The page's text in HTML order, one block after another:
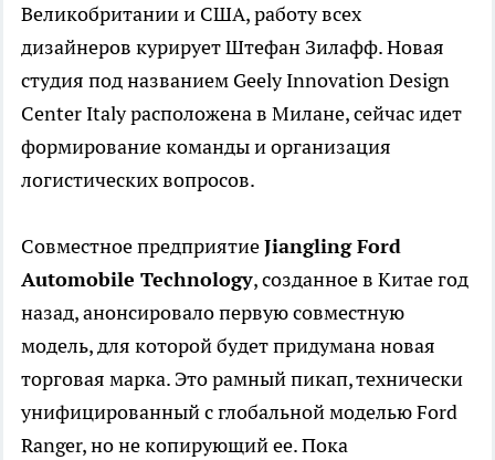
Великобритании и США, работу всех
дизайнеров курирует Штефан Зилафф. Новая
студия под названием Geely Innovation Design
Center Italy расположена в Милане, сейчас идет
формирование команды и организация
логистических вопросов.
Совместное предприятиеJianglingFord
Automobile Technology, созданное в Китае год
назад, анонсировало первую совместную
модель, для которой будет придумана новая
торговая марка. Это рамный пикап, технически
унифицированный с глобальной моделью Ford
Ranger, но не копирующий ее. Пока